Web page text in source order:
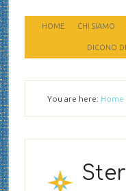
HOME CHI SIAMO
DICONO
You are here: Home